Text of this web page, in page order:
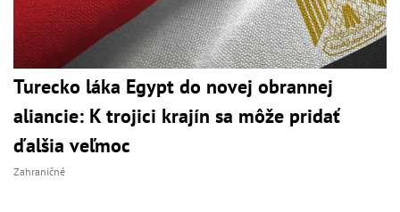
Turecko láka Egypt do novej obrannej
aliancie: K trojici krajín sa môže pridať
ďalšia veľmoc
Zahraničné